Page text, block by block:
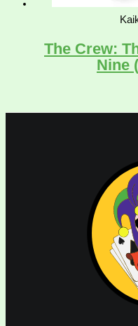
The Crew:
Nine